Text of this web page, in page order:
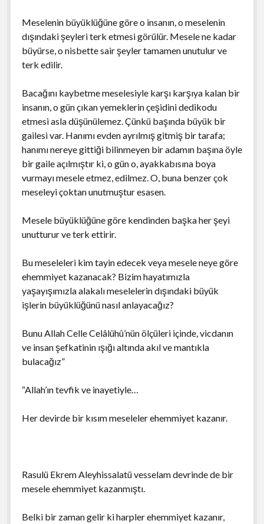
Meselenin büyüklüğüne göre o insanın, o meselenin
dışındaki şeyleri terk etmesi görülür. Mesele ne kadar
büyürse, o nisbette sair şeyler tamamen unutulur ve
terk edilir.
Bacağını kaybetme meselesiyle karşı karşıya kalan bir
insanın, o gün çıkan yemeklerin çeşidini dedikodu
etmesi asla düşünülemez. Çünkü başında büyük bir
gailesi var. Hanımı evden ayrılmış gitmiş bir tarafa;
hanımı nereye gittiği bilinmeyen bir adamın başına öyle
bir gaile açılmıştır ki, o gün o, ayakkabısına boya
vurmayı mesele etmez, edilmez. O, buna benzer çok
meseleyi çoktan unutmuştur esasen.
Mesele büyüklüğüne göre kendinden başka her şeyi
unutturur ve terk ettirir.
Bu meseleleri kim tayin edecek veya mesele neye göre
ehemmiyet kazanacak? Bizim hayatımızla
yaşayışımızla alakalı meselelerin dışındaki büyük
işlerin büyüklüğünü nasıl anlayacağız?
Bunu Allah Celle Celâlühû’nün ölçüleri içinde, vicdanın
ve insan şefkatinin ışığı altında akıl ve mantıkla
bulacağız”
“Allah’ın tevfik ve inayetiyle…
Her devirde bir kısım meseleler ehemmiyet kazanır.
Rasulü Ekrem Aleyhissalatü vesselam devrinde de bir
mesele ehemmiyet kazanmıştı.
Belki bir zaman gelir ki harpler ehemmiyet kazanır,